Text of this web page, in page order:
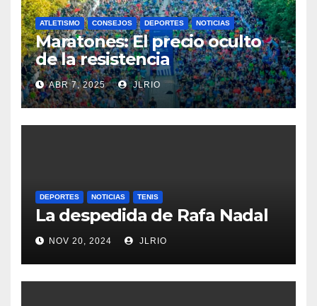
ATLETISMO CONSEJOS DEPORTES NOTICIAS
Maratones: El precio oculto
de la resistencia
ABR 7, 2025 JLRIO
DEPORTES NOTICIAS TENIS
La despedida de Rafa Nadal
NOV 20, 2024 JLRIO